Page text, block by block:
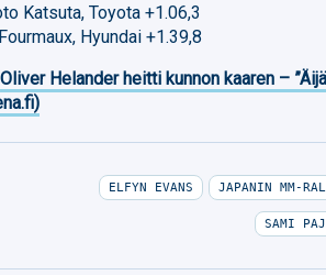
Katsuta, Toyota +1.06,3
Hyundai +1.39,8
Oliver Helander heitti kunnon kaaren –
ELFYN EVANS JAPANIN MM-
SAMI